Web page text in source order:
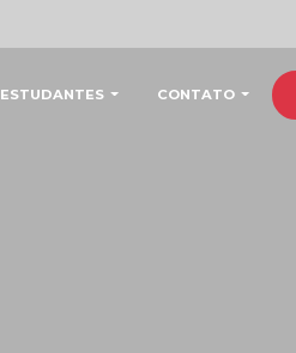
ESTUDANTES CONTATO